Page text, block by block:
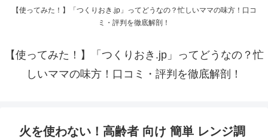
【使ってみた！】「つくりおき.jp」ってどうなの？忙しいママの味方！口コ
ミ・評判を徹底解剖！
【使ってみた！】「つくりおき.jp」ってどうなの？忙
しいママの味方！口コミ・評判を徹底解剖！
火を使わない！高齢者 向け 簡単 レンジ調